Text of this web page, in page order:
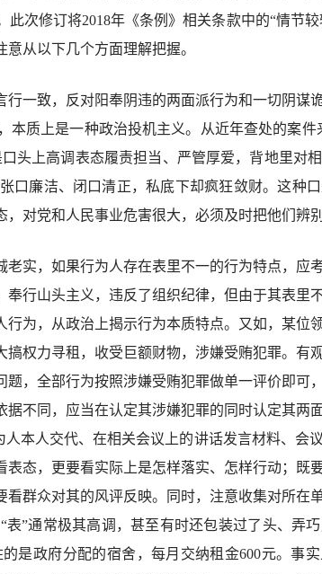
次修订将2018年《条例》相关条款中的“情节
从以下几个方面理解把握。
致，反对阳奉阴违的两面派行为和一切阴谋
质上是一种政治投机主义。从近年查处的案
头上高调表态履责担当、严管厚爱，背地里对
口廉洁、闭口清正，私底下却疯狂敛财。这种
对党和人民事业危害很大，必须及时把他们辨
，如果行为人存在表里不一的行为特点，应
行山头主义，违反了组织纪律，但由于其表里
为，从政治上揭示行为本质特点。又如，某位
权力寻租，收受巨额财物，涉嫌受贿犯罪。有
，全部行为按照涉嫌受贿犯罪做单一评价即可
不同，应当在认定其涉嫌犯罪的同时认定其两
本人交代、在相关会议上的讲话发言材料、会
态，更要看实际上是怎样落实、怎样行动；既
群众对其的风评反映。同时，注意收集对所在
”通常极其高调，甚至有时还包装过了头、弄
是政府分配的宿舍，每月交纳租金600元。事